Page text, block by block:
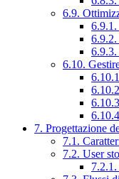
6.9.
6.9.3.
6.10.
7. Progettazione
7.1.
7.2. User